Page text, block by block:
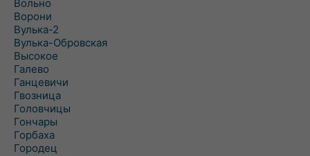
Вольно
Ворони
Вулька-2
Вулька-Обровская
Высокое
Галево
Ганцевичи
Гвозница
Головчицы
Гончары
Горбаха
Городец